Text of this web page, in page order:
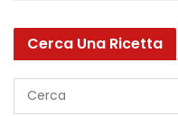
Cerca Una Ricetta